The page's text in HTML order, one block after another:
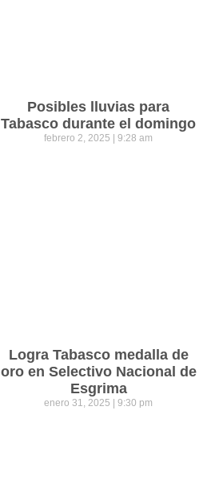
Posibles lluvias para
Tabasco durante el domingo
febrero 2, 2025 9:28 am
Logra Tabasco medalla de
oro en Selectivo Nacional de
Esgrima
enero 31, 2025 9:30 pm